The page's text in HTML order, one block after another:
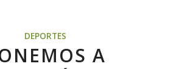
DEPORTES
A